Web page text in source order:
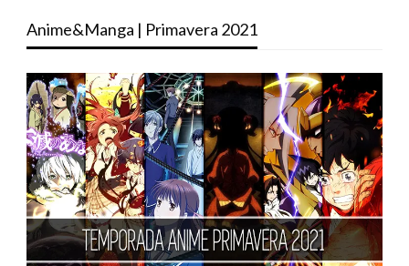
Anime&Manga | Primavera 2021